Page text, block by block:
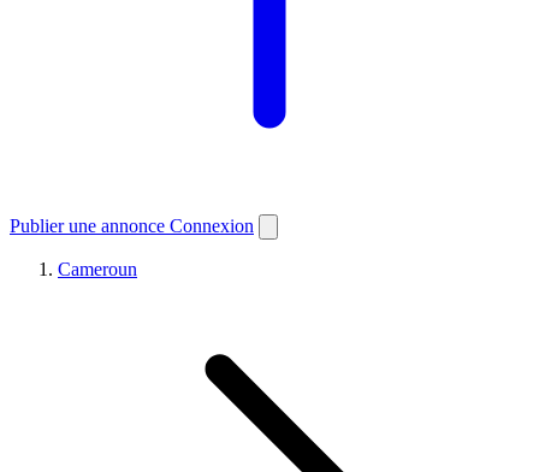
Publier une annonce Connexion
Cameroun